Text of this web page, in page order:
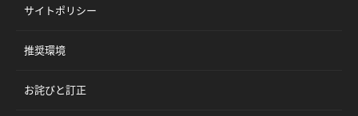
サイトポリシー
推奨環境
お詫びと訂正